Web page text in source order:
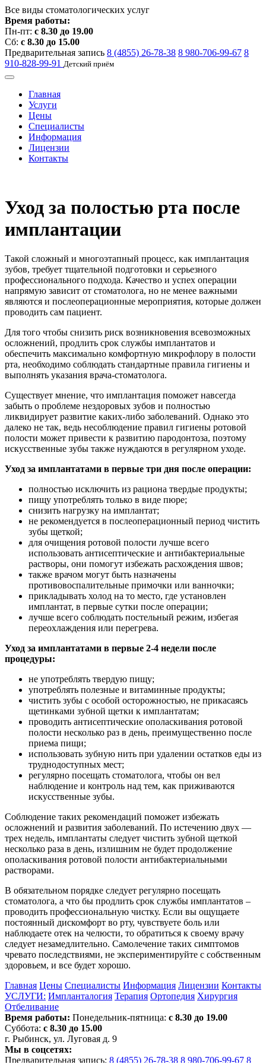
Все виды стоматологических услуг
Время работы:
Пн-пт: с 8.30 до 19.00
Сб: с 8.30 до 15.00
Предварительная запись 8 (4855) 26-78-38 8 980-706-99-67 8
910-828-99-91 Детский приём
Главная
Услуги
Цены
Специалисты
Информация
Лицензии
Контакты
Уход за полостью рта после
имплантации
Такой сложный и многоэтапный процесс, как имплантация
зубов, требует тщательной подготовки и серьезного
профессионального подхода. Качество и успех операции
напрямую зависит от стоматолога, но не менее важными
являются и послеоперационные мероприятия, которые должен
проводить сам пациент.
Для того чтобы снизить риск возникновения всевозможных
осложнений, продлить срок службы имплантатов и
обеспечить максимально комфортную микрофлору в полости
рта, необходимо соблюдать стандартные правила гигиены и
выполнять указания врача-стоматолога.
Существует мнение, что имплантация поможет навсегда
забыть о проблеме нездоровых зубов и полностью
ликвидирует развитие каких-либо заболеваний. Однако это
далеко не так, ведь несоблюдение правил гигиены ротовой
полости может привести к развитию пародонтоза, поэтому
искусственные зубы также нуждаются в регулярном уходе.
Уход за имплантатами в первые три дня после операции:
полностью исключить из рациона твердые продукты;
пищу употреблять только в виде пюре;
снизить нагрузку на имплантат;
не рекомендуется в послеоперационный период чистить
зубы щеткой;
для очищения ротовой полости лучше всего
использовать антисептические и антибактериальные
растворы, они помогут избежать расхождения швов;
также врачом могут быть назначены
противовоспалительные примочки или ванночки;
прикладывать холод на то место, где установлен
имплантат, в первые сутки после операции;
лучше всего соблюдать постельный режим, избегая
переохлаждения или перегрева.
Уход за имплантатами в первые 2-4 недели после
процедуры:
не употреблять твердую пищу;
употреблять полезные и витаминные продукты;
чистить зубы с особой осторожностью, не прикасаясь
щетинками зубной щетки к имплантатам;
проводить антисептические ополаскивания ротовой
полости несколько раз в день, преимущественно после
приема пищи;
использовать зубную нить при удалении остатков еды из
труднодоступных мест;
регулярно посещать стоматолога, чтобы он вел
наблюдение и контроль над тем, как приживаются
искусственные зубы.
Соблюдение таких рекомендаций поможет избежать
осложнений и развития заболеваний. По истечению двух —
трех недель, имплантаты следует чистить зубной щеткой
несколько раза в день, излишним не будет продолжение
ополаскивания ротовой полости антибактериальными
растворами.
В обязательном порядке следует регулярно посещать
стоматолога, а что бы продлить срок службы имплантатов –
проводить профессиональную чистку. Если вы ощущаете
постоянный дискомфорт во рту, чувствуете боль или
наблюдаете отек на челюсти, то обратиться к своему врачу
следует незамедлительно. Самолечение таких симптомов
чревато последствиями, не экспериментируйте с собственным
здоровьем, и все будет хорошо.
Главная Цены Специалисты Информация Лицензии Контакты
УСЛУГИ: Импланталогия Терапия Ортопедия Хирургия
Отбеливание
Время работы: Понедельник-пятница: с 8.30 до 19.00
Суббота: с 8.30 до 15.00
г. Рыбинск, ул. Луговая д. 9
Мы в соцсетях:
Предварительная запись: 8 (4855) 26-78-38 8 980-706-99-67 8